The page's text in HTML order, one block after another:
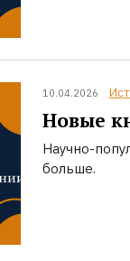
10.04.2026
Новые
Научно-
больше.